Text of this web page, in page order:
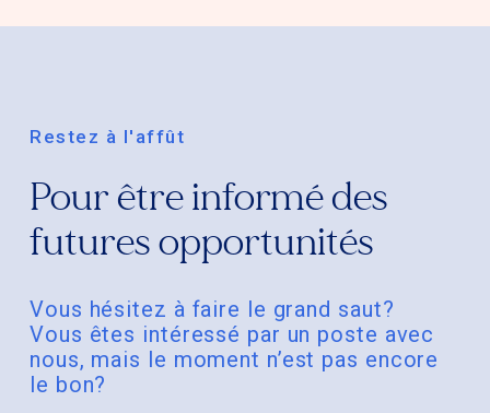
Restez à l'affût
Pour être informé des
futures opportunités
Vous hésitez à faire le grand saut?
Vous êtes intéressé par un poste avec
nous, mais le moment n’est pas encore
le bon?